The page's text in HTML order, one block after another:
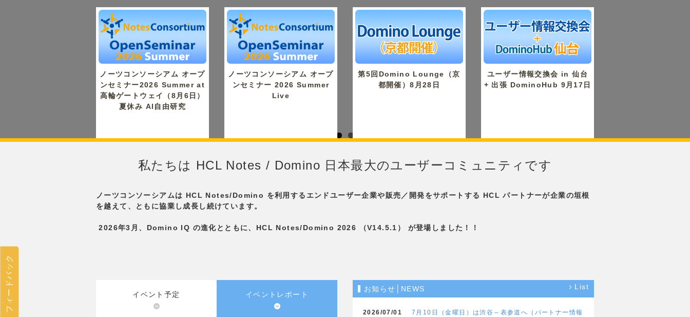
ノーツコンソーシアム オープ
ンセミナー2026 Summer at
高輪ゲートウェイ（8月6日）
夏休み AI自由研究
ノーツコンソーシアム オープ
ンセミナー 2026 Summer
Live
第5回Domino Lounge（京
都開催）8月28日
ユーザー情報交換会 in 仙台
+ 出張 DominoHub 9月17日
私たちは HCL Notes / Domino 日本最大のユーザーコミュニティです
ノーツコンソーシアムは HCL Notes/Domino を利用するエンドユーザー企業や販売／開発をサポートする HCL パートナーが企業の垣根
を越えて、ともに協業し成長し続けています。
2026年3月、Domino IQ の進化とともに、HCL Notes/Domino 2026 （V14.5.1） が登場しました！！
イベント予定 イベントレポート
お知らせ│NEWS List
2026/07/01
7月10日（金曜日）は渋谷～表参道へ（パートナー情報
フィードバック